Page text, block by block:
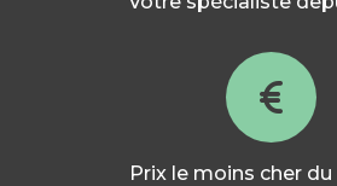
Prix le moins cher